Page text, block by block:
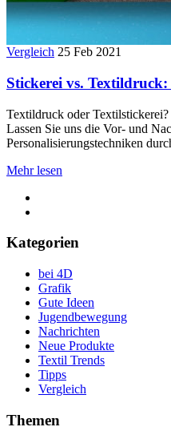
Vergleich 25 Feb 2021
Stickerei vs.
Textildruck oder
Lassen Sie uns die Vor- und
Personalisierungstechniken
Mehr lesen
Kategorien
bei 4D
Grafik
Gute Ideen
Jugendbewegung
Nachrichten
Neue Produkte
Textil Trends
Tipps
Vergleich
Themen